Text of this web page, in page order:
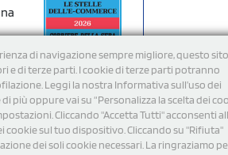
di navigazione sempre migliore, questo sito
e di terze parti. I cookie di terze parti potranno
Leggi la nostra Informativa sull’uso dei
più oppure vai su “Personalizza la scelta dei
Cliccando "Accetta Tutti" acconsenti
cookie sul tuo dispositivo. Cliccando su "Rifiuta"
dei soli cookie necessari. La ringraziamo